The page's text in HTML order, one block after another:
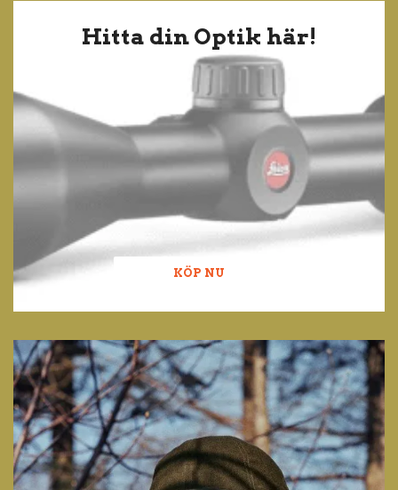
Hitta din Optik här!
KÖP NU